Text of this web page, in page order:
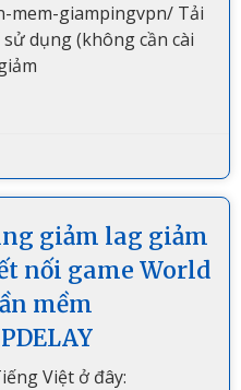
mem-giampingvpn/ Tải
dụng (không cần cài
giảm lag giảm
nối game World
mềm
Việt ở đây: